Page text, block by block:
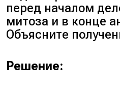
перед началом
митоза и в конце
Объясните
Решение: